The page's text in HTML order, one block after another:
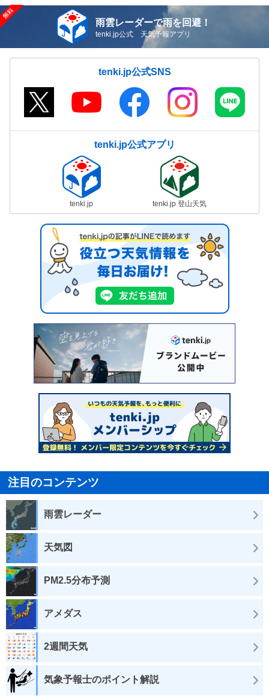
雨雲レーダーで雨を回避！
tenki.jp公式 天気予報アプリ
tenki.jp公式SNS
tenki.jp公式アプリ
tenki.jp tenki.jp 登山天気
注目のコンテンツ
雨雲レーダー
天気図
PM2.5分布予測
アメダス
2週間天気
気象予報士のポイント解説